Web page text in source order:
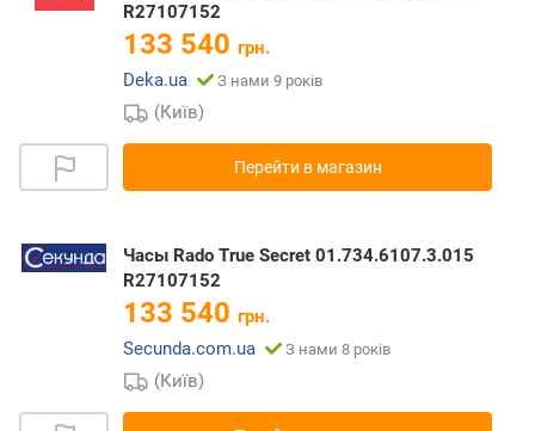
R27107152
133 540 грн.
Deka.ua
З нами 9 років
(Київ)
Перейти в магазин
Часы Rado True Secret 01.734.6107.3.015
R27107152
133 540 грн.
Secunda.com.ua
З нами 8 років
(Київ)